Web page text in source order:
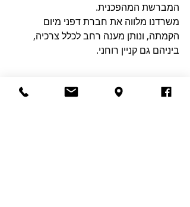
המברשת המהפכנית.
משרדנו מלווה את חברת דפני מיום
הקמתה, ונותן מענה רחב לכלל צרכיה,
ביניהם גם קניין רוחני.